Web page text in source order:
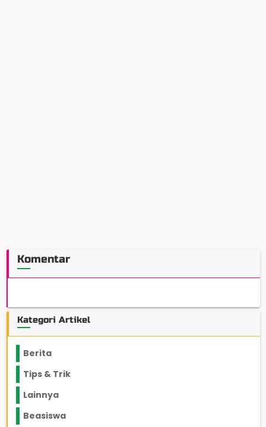
Komentar
Kategori Artikel
Berita
Tips & Trik
Lainnya
Beasiswa